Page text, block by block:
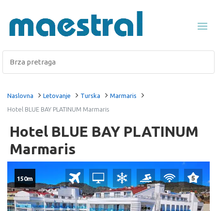
Naslovna Letovanje Turska
Marmaris
Hotel BLUE BAY PLATINUM Marmaris
Hotel BLUE BAY PLATINUM
Marmaris
150m